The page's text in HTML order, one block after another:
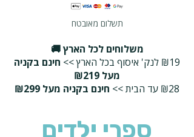
תשלום מאובטח
משלוחים לכל הארץ 🚚
₪19 לנק' איסוף בכל הארץ >>
חינם בקניה
מעל ₪219
₪28 עד הבית >>
חינם בקניה מעל ₪299
ספרי ילדים